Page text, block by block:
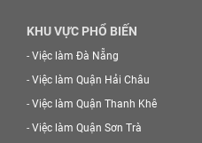
KHU VỰC PHỔ BIẾN
- Việc làm Đà Nẵng
- Việc làm Quận Hải Châu
- Việc làm Quận Thanh Khê
- Việc làm Quận Sơn Trà